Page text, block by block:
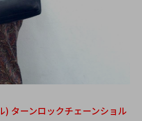
) ターンロックチェーンショル